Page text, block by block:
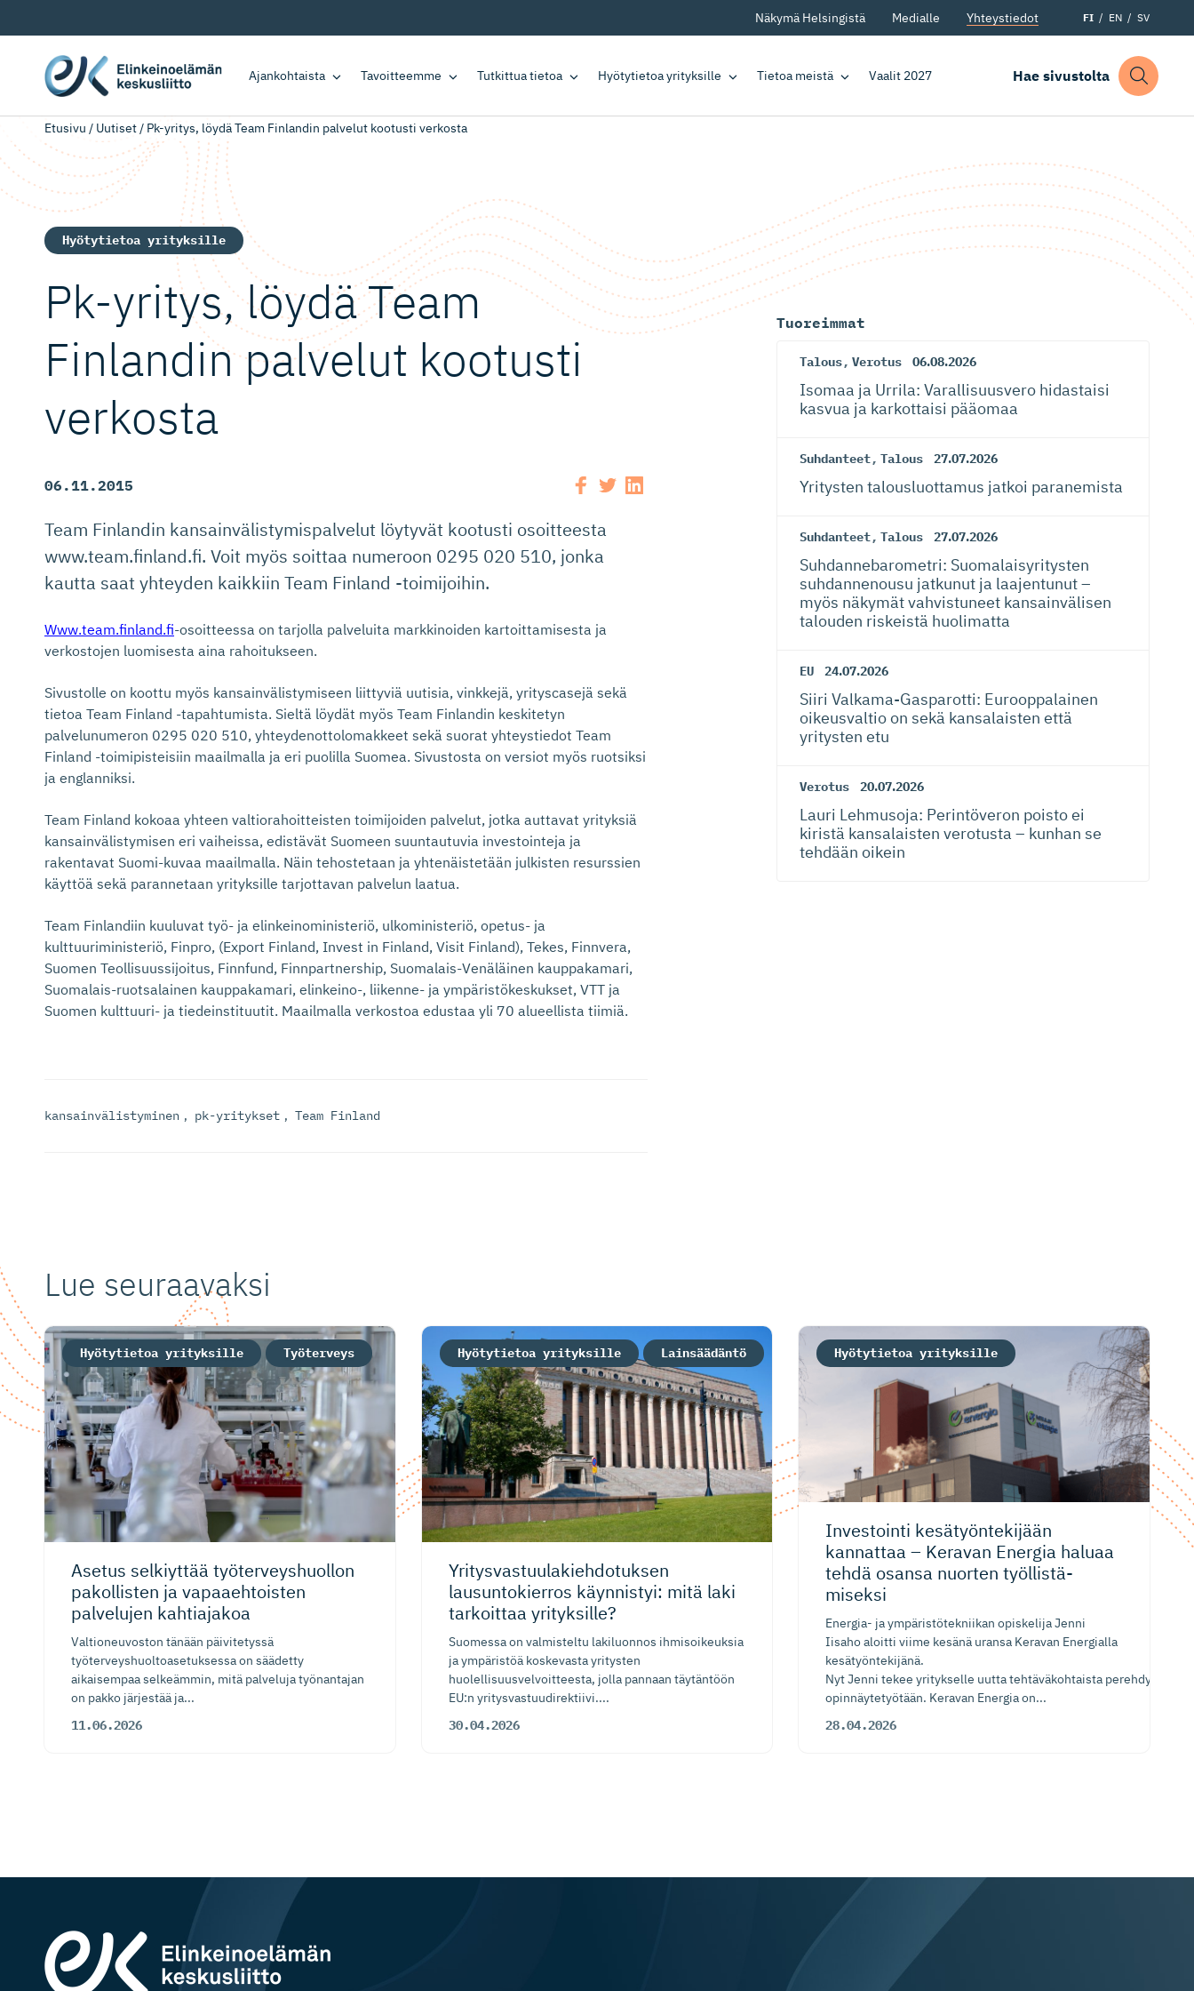
Näkymä Helsingistä Medialle Yhteystiedot FI EN SV
Ajankohtaista Tavoitteemme Tutkittua tietoa Hyötytietoa yrityksille Tietoa meistä Vaalit 2027 Hae sivustolta
Etusivu / Uutiset/ Pk-yritys, löydä Team Finlandin palvelut kootusti verkosta
Hyötytietoa yrityksille
Pk-yritys, löydä Team
Finlandin palvelut kootusti
verkosta
06.11.2015
Team Finlandin kansainvälistymispalvelut löytyvät kootusti osoitteesta
www.team.finland.fi. Voit myös soittaa numeroon 0295 020 510, jonka
kautta saat yhteyden kaikkiin Team Finland -toimijoihin.
Www.team.finland.fi-osoitteessa on tarjolla palveluita markkinoiden kartoittamisesta ja
verkostojen luomisesta aina rahoitukseen.
Sivustolle on koottu myös kansainvälistymiseen liittyviä uutisia, vinkkejä, yrityscasejä sekä
tietoa Team Finland -tapahtumista. Sieltä löydät myös Team Finlandin keskitetyn
palvelunumeron 0295 020 510, yhteydenottolomakkeet sekä suorat yhteystiedot Team
Finland -toimipisteisiin maailmalla ja eri puolilla Suomea. Sivustosta on versiot myös ruotsiksi
ja englanniksi.
Team Finland kokoaa yhteen valtiorahoitteisten toimijoiden palvelut, jotka auttavat yrityksiä
kansainvälistymisen eri vaiheissa, edistävät Suomeen suuntautuvia investointeja ja
rakentavat Suomi-kuvaa maailmalla. Näin tehostetaan ja yhtenäistetään julkisten resurssien
käyttöä sekä parannetaan yrityksille tarjottavan palvelun laatua.
Team Finlandiin kuuluvat työ- ja elinkeinoministeriö, ulkoministeriö, opetus- ja
kulttuuriministeriö, Finpro, (Export Finland, Invest in Finland, Visit Finland), Tekes, Finnvera,
Suomen Teollisuussijoitus, Finnfund, Finnpartnership, Suomalais-Venäläinen kauppakamari,
Suomalais-ruotsalainen kauppakamari, elinkeino-, liikenne- ja ympäristökeskukset, VTT ja
Suomen kulttuuri- ja tiedeinstituutit. Maailmalla verkostoa edustaa yli 70 alueellista tiimiä.
kansainvälistyminen , pk-yritykset , Team Finland
Tuoreimmat
Talous, Verotus 06.08.2026
Isomaa ja Urrila: Varallisuusvero hidastaisi
kasvua ja karkottaisi pääomaa
Suhdanteet, Talous 27.07.2026
Yritysten talousluottamus jatkoi paranemista
Suhdanteet, Talous 27.07.2026
Suhdanneba­ro­metri: Suomalaisy­ri­tysten
suhdannenousu jatkunut ja laajentunut –
myös näkymät vahvistuneet kansainvälisen
talouden riskeistä huolimatta
EU 24.07.2026
Siiri Valkama-Gas­pa­rotti: Eurooppalainen
oikeusvaltio on sekä kansalaisten että
yritysten etu
Verotus 20.07.2026
Lauri Lehmusoja: Perintöveron poisto ei
kiristä kansalaisten verotusta – kunhan se
tehdään oikein
Lue seuraavaksi
Asetus selkiyttää työterveys­huollon
pakollisten ja vapaaehtoisten
palvelujen kahtiajakoa
Valtioneuvoston tänään päivitetyssä
työterveyshuoltoasetuksessa on säädetty
aikaisempaa selkeämmin, mitä palveluja työnantajan
on pakko järjestää ja...
11.06.2026
Hyötytietoa yrityksille Työterveys
Yritysvas­tuu­la­kieh­do­tuksen
lausuntokierros käynnistyi: mitä laki
tarkoittaa yrityksille?
Suomessa on valmisteltu lakiluonnos ihmisoikeuksia
ja ympäristöä koskevasta yritysten
huolellisuusvelvoitteesta, jolla pannaan täytäntöön
EU:n yritysvastuudirektiivi....
30.04.2026
Hyötytietoa yrityksille Lainsäädäntö
Investointi kesätyönte­kijään
kannattaa – Keravan Energia haluaa
tehdä osansa nuorten työllistä­
miseksi
Energia- ja ympäristötekniikan opiskelija Jenni
Iisaho aloitti viime kesänä uransa Keravan Energialla
kesätyöntekijänä.
Nyt Jenni tekee yritykselle uutta tehtäväkohtaista
opinnäytetyötään. Keravan Energia on...
28.04.2026
Hyötytietoa yrityksille